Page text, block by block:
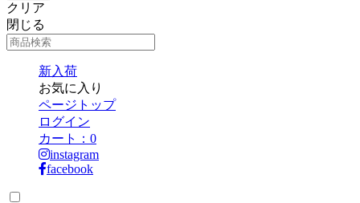
クリア
閉じる
新入荷
お気に入り
ページトップ
ログイン
カート： 0
instagram
facebook